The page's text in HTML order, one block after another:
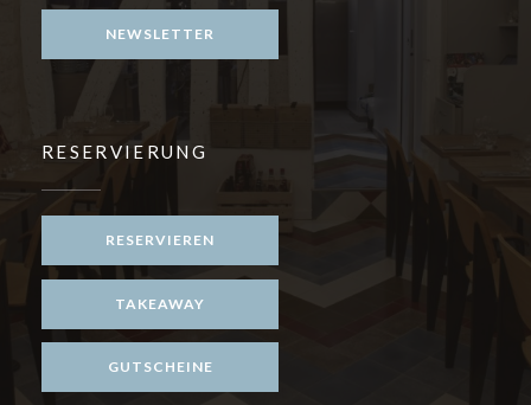
NEWSLETTER
RESERVIERUNG
RESERVIEREN
TAKEAWAY
GUTSCHEINE